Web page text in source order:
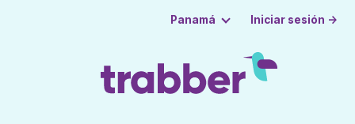
Panamá Iniciar sesión →